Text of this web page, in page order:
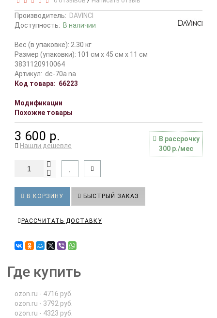
Производитель: DAVINCI
Доступность: В наличии
Вес (в упаковке): 2.30 кг
Размер (упаковки): 101 см x 45 см x 11 см
3831120910064
Артикул: dc-70a na
Код товара: 66223
Модификации
Похожие товары
3 600 р.
В рассрочку
300 р./мес
Нашли дешевле
В КОРЗИНУ БЫСТРЫЙ ЗАКАЗ
РАССЧИТАТЬ ДОСТАВКУ
Где купить
ozon.ru - 4716 руб.
ozon.ru - 3792 руб.
ozon.ru - 4323 руб.